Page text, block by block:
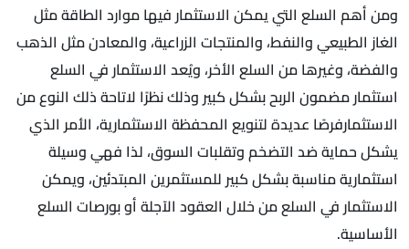
ومن أهم السلع التي يمكن الاستثمار فيها موارد الطاقة مثل
الغاز الطبيعي والنفط، والمنتجات الزراعية، والمعادن مثل الذهب
والفضة، وغيرها من السلع الأخر، ويُعد الاستثمار في السلع
استثمار مضمون الربح بشكل كبير وذلك نظرًا لاتاحة ذلك النوع من
الاستثمارفرصًا عديدة لتنويع المحفظة الاستثمارية، الأمر الذي
يشكل حماية ضد التضخم وتقلبات السوق، لذا فهي وسيلة
استثمارية مناسبة بشكل كبير للمستثمرين المبتدئين، ويمكن
الاستثمار في السلع من خلال العقود الآجلة أو بورصات السلع
الأساسية.